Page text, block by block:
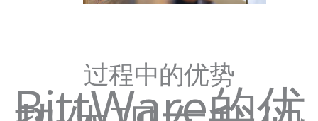
过程中的优势
BittWare的优